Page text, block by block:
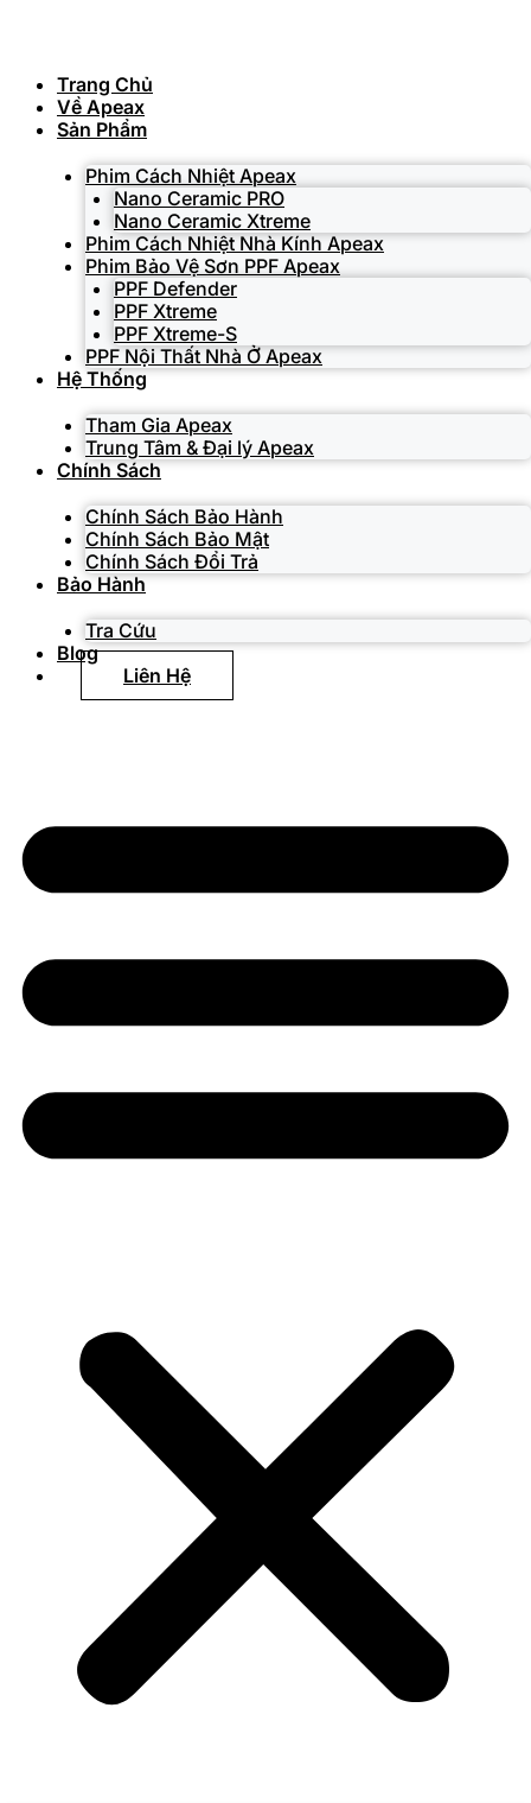
Trang Chủ
Về Apeax
Sản Phẩm
Phim Cách Nhiệt Apeax
Nano Ceramic PRO
Nano Ceramic Xtreme
Phim Cách Nhiệt Nhà Kính Apeax
Phim Bảo Vệ Sơn PPF Apeax
PPF Defender
PPF Xtreme
PPF Xtreme-S
PPF Nội Thất Nhà Ở Apeax
Hệ Thống
Tham Gia Apeax
Trung Tâm & Đại lý Apeax
Chính Sách
Chính Sách Bảo Hành
Chính Sách Bảo Mật
Chính Sách Đổi Trả
Bảo Hành
Tra Cứu
Blog
Liên Hệ